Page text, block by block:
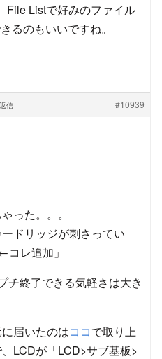
File Listで好みのファイル
るのもいいですね。
#10939
返信
った。。。
ードリッジが刺さってい
コレ追加」
チ終了できる気軽さは大き
届いたのはココで取り上
LCDが「LCD>サブ基板>